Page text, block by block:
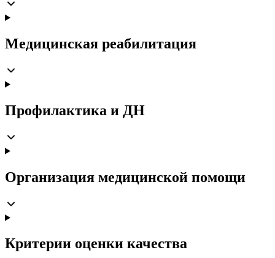
Медицинская реабилитация
Профилактика и ДН
Организация медицинской помощи
Критерии оценки качества